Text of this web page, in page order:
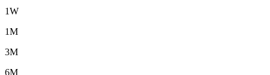
1W
1M
3M
6M